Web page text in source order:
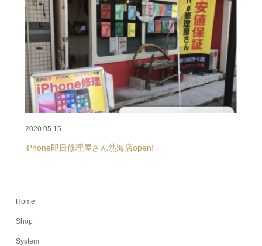
2020.05.15
iPhone即日修理屋さん熱海店open!
Home
Shop
System